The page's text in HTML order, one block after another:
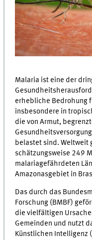
Malaria ist eine der
erhebliche Bedrohung
insbesondere in
die von Armut,
belastet sind. Weltweit
schätzungsweise 249
malariagefährdeten
Amazonasgebiet in
Das durch das
Forschung (BMBF)
die vielfältigen
Gemeinden und nutzt
Künstlichen Intelligenz